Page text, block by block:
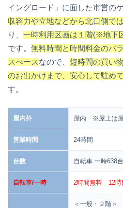
イングロード」に面した市営の
収容力や立地などから北口側で
り、 一時利用区画は１階(※地下
です。 無料時間と時間料金のバ
スぺース なので、 短時間の買い
のお出かけまで、安心して駐め
す。
屋内外 屋内 ※屋上は屋
営業時間 24時間
台数 自転車 一時638
自転車/一時 2時間無料 12時
＜一般・２階＞